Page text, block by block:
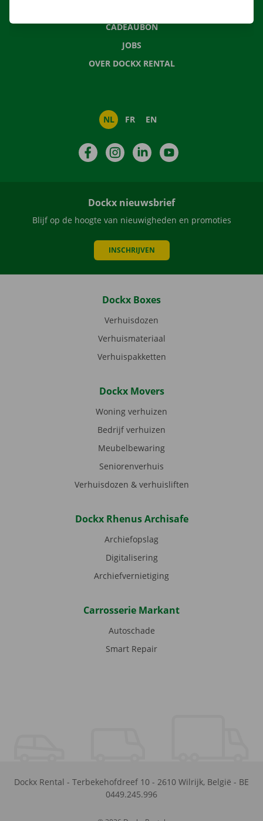
CADEAUBON
JOBS
OVER DOCKX RENTAL
NL FR EN
FacebookInstagramLinkedIn
Dockx nieuwsbrief
Blijf op de hoogte van nieuwigheden en promoties
INSCHRIJVEN
Dockx Boxes
Verhuisdozen
Verhuismateriaal
Verhuispakketten
Dockx Movers
Woning verhuizen
Bedrijf verhuizen
Meubelbewaring
Seniorenverhuis
Verhuisdozen & verhuisliften
Dockx Rhenus Archisafe
Archiefopslag
Digitalisering
Archiefvernietiging
Carrosserie Markant
Autoschade
Smart Repair
Dockx Rental - Terbekehofdreef 10 - 2610 Wilrijk, België - BE
0449.245.996